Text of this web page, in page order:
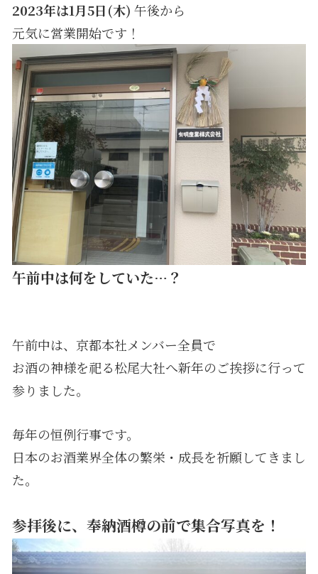
2023年は1月5日(木) 午後から
元気に営業開始です！
午前中は何をしていた…？
午前中は、京都本社メンバー全員で
お酒の神様を祀る松尾大社へ新年のご挨拶に行って
参りました。
毎年の恒例行事です。
日本のお酒業界全体の繁栄・成長を祈願してきまし
た。
参拝後に、奉納酒樽の前で集合写真を！